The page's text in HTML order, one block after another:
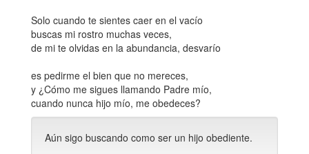
Solo cuando te sientes caer en el vacío
buscas mi rostro muchas veces,
de mi te olvidas en la abundancia, desvarío
es pedirme el bien que no mereces,
y ¿Cómo me sigues llamando Padre mío,
cuando nunca hijo mío, me obedeces?
Aún sigo buscando como ser un hijo obediente.